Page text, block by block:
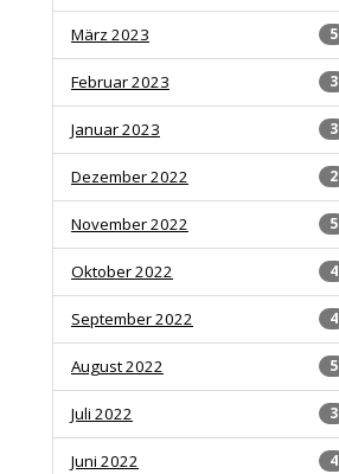
5
März 2023
3
Februar 2023
3
Januar 2023
2
Dezember 2022
5
November 2022
4
Oktober 2022
4
September 2022
5
August 2022
3
Juli 2022
4
Juni 2022